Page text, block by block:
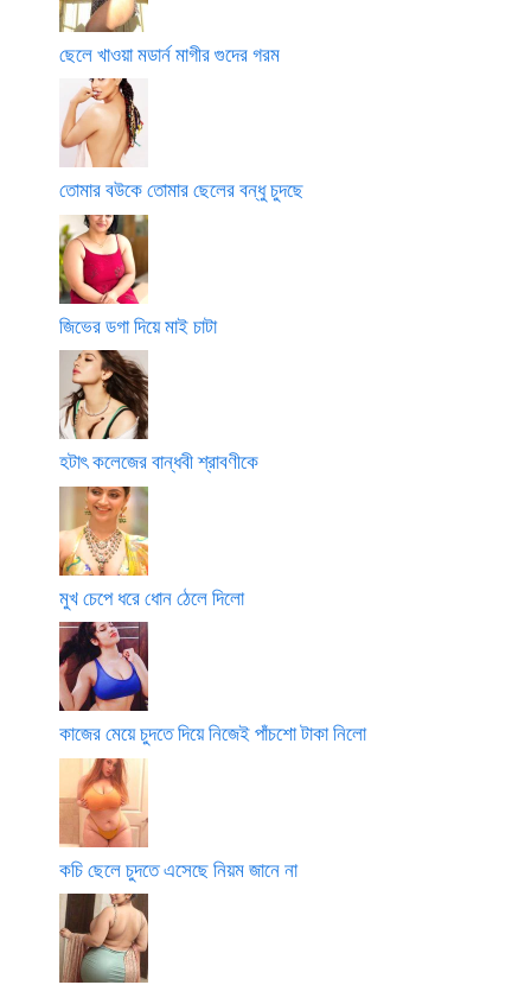
ছেলে খাওয়া মডার্ন মাগীর গুদের গরম
তোমার বউকে তোমার ছেলের বন্ধু চুদছে
জিভের ডগা দিয়ে মাই চাটা
হটাৎ কলেজের বান্ধবী শ্রাবণীকে
মুখ চেপে ধরে ধোন ঠেলে দিলো
কাজের মেয়ে চুদতে দিয়ে নিজেই পাঁচশো টাকা নিলো
কচি ছেলে চুদতে এসেছে নিয়ম জানে না